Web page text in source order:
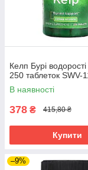
Келп Бурі
250 таблеток SWV-
В наявності
378 ₴ 415,80 ₴
Купити
–9%